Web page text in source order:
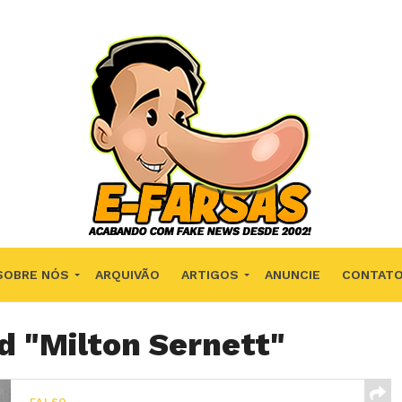
NÓS ARQUIVÃO ARTIGOS ANUNCIE CONTATO
"Milton Sernett"